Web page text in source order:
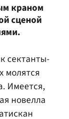
краном
сценой
сектанты-
молятся
Имеется,
новелла